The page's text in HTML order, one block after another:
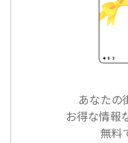
あなたの
お得な情報
無料